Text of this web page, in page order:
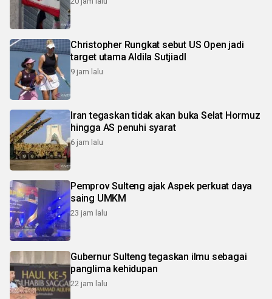
Christopher Rungkat sebut US Open jadi
target utama Aldila SutjiadI
9 jam lalu
Iran tegaskan tidak akan buka Selat Hormuz
hingga AS penuhi syarat
6 jam lalu
Pemprov Sulteng ajak Aspek perkuat daya
saing UMKM
23 jam lalu
Gubernur Sulteng tegaskan ilmu sebagai
panglima kehidupan
22 jam lalu